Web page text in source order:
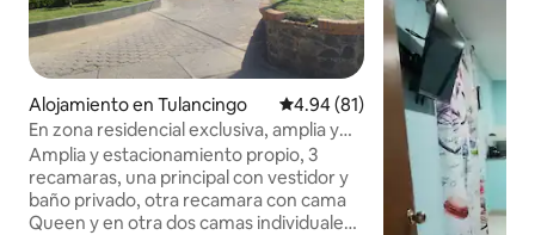
Alojamiento en Tulancingo Calificación promedio: 4.94 de
4.94 (81)
En zona residencial exclusiva, amplia y
cómoda.
Amplia y estacionamiento propio, 3
recamaras, una principal con vestidor y
baño privado, otra recamara con cama
Queen y en otra dos camas individuales,